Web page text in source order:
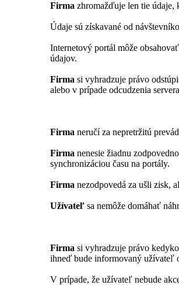
Firma zhromažďuje len tie údaje,
Údaje sú získavané od
Internetový portál môže
údajov.
Firma si vyhradzuje právo
alebo v prípade odcudzenia
Firma neručí za nepretržitú
Firma nenesie žiadnu
synchronizáciou času na portály.
Firma nezodpovedá za ušli zisk,
Užívateľ sa nemôže domáhať
Firma si vyhradzuje právo
ihneď bude informovaný užívateľ
V prípade, že užívateľ nebude